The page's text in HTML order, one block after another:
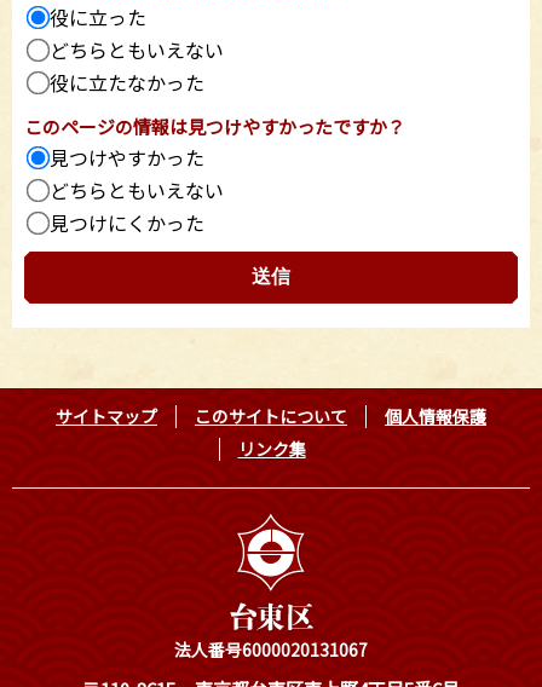
役に立った
どちらともいえない
役に立たなかった
このページの情報は見つけやすかったですか？
見つけやすかった
どちらともいえない
見つけにくかった
サイトマップ このサイトについて
個人情報保護
リンク集
法人番号6000020131067